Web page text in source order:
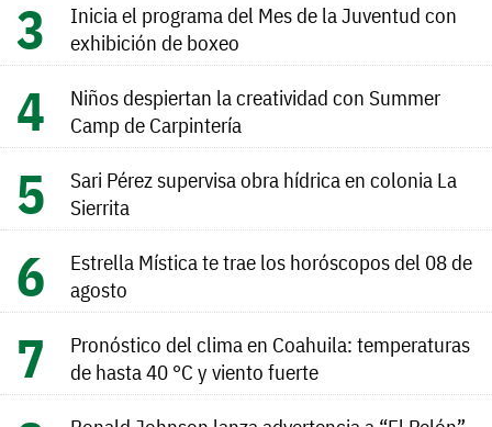
Inicia el programa del Mes de la Juventud con
exhibición de boxeo
Niños despiertan la creatividad con Summer
Camp de Carpintería
Sari Pérez supervisa obra hídrica en colonia La
Sierrita
Estrella Mística te trae los horóscopos del 08 de
agosto
Pronóstico del clima en Coahuila: temperaturas
de hasta 40 °C y viento fuerte